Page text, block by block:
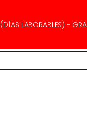
LABORABLES) -